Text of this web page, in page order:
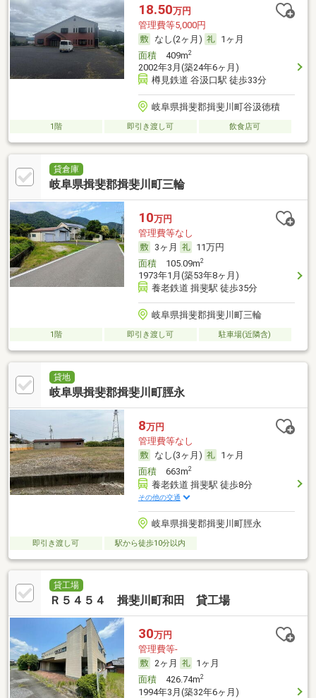
18.50万円
管理費等5,000円
なし(2ヶ月)
1ヶ月
面積409m2
2002年3月(築24年6ヶ月)
樽見鉄道 谷汲口駅 徒歩33分
岐阜県揖斐郡揖斐川町谷汲徳積
1階 即引き渡し可 飲食店可
貸倉庫
岐阜県揖斐郡揖斐川町三輪
10万円
管理費等なし
3ヶ月
11万円
面積105.09m2
1973年1月(築53年8ヶ月)
養老鉄道 揖斐駅 徒歩35分
岐阜県揖斐郡揖斐川町三輪
1階 即引き渡し可 駐車場(近隣含)
貸地
岐阜県揖斐郡揖斐川町脛永
8万円
管理費等なし
なし(3ヶ月)
1ヶ月
面積663m2
養老鉄道 揖斐駅 徒歩8分
その他の交通
岐阜県揖斐郡揖斐川町脛永
即引き渡し可 駅から徒歩10分以内
貸工場
Ｒ５４５４ 揖斐川町和田 貸工場
30万円
管理費等-
2ヶ月
1ヶ月
面積426.74m2
1994年3月(築32年6ヶ月)